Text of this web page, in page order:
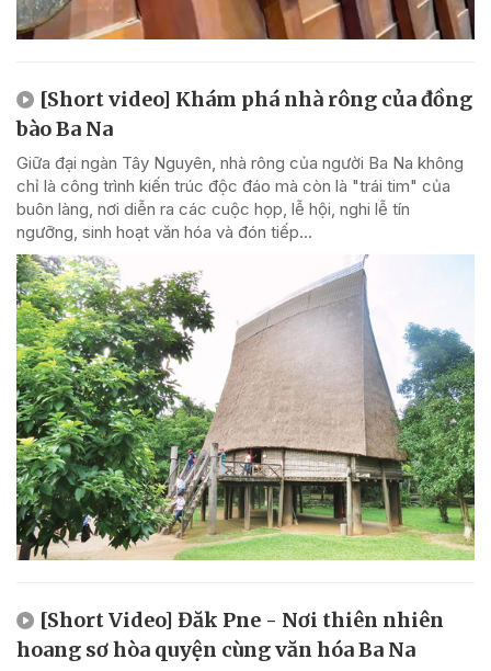
[Short video] Khám phá nhà rông của đồng
bào Ba Na
Giữa đại ngàn Tây Nguyên, nhà rông của người Ba Na không
chỉ là công trình kiến trúc độc đáo mà còn là "trái tim" của
buôn làng, nơi diễn ra các cuộc họp, lễ hội, nghi lễ tín
ngưỡng, sinh hoạt văn hóa và đón tiếp...
[Short Video] Đăk Pne - Nơi thiên nhiên
hoang sơ hòa quyện cùng văn hóa Ba Na